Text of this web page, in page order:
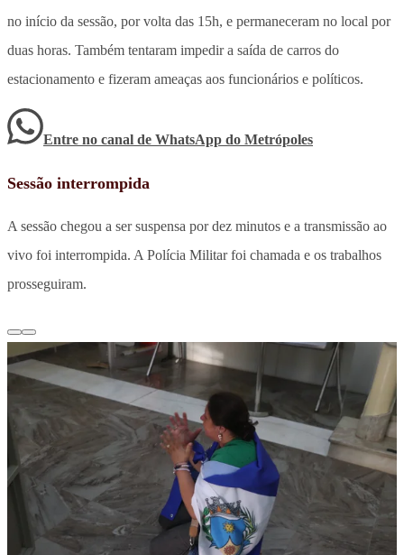
no início da sessão, por volta das 15h, e permaneceram no local por
duas horas. Também tentaram impedir a saída de carros do
estacionamento e fizeram ameaças aos funcionários e políticos.
Entre no canal de WhatsApp do Metrópoles
Sessão interrompida
A sessão chegou a ser suspensa por dez minutos e a transmissão ao
vivo foi interrompida. A Polícia Militar foi chamada e os trabalhos
prosseguiram.